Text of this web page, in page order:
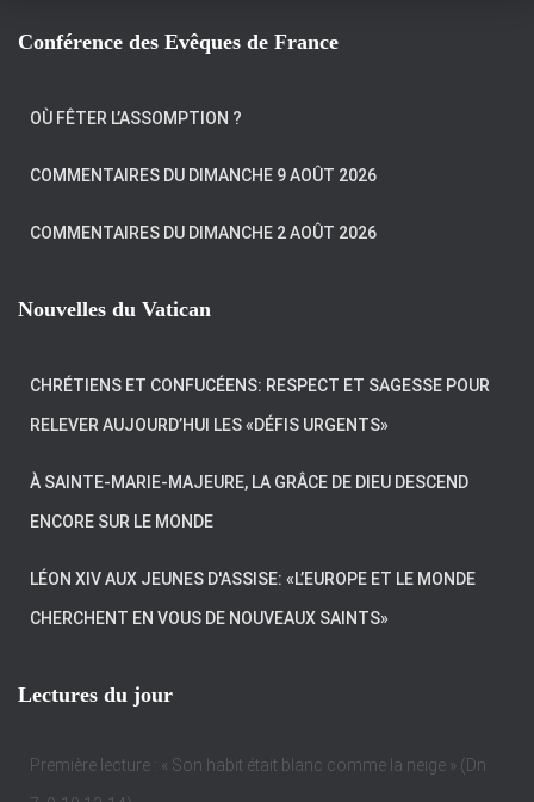
Conférence des Evêques de France
OÙ FÊTER L’ASSOMPTION ?
COMMENTAIRES DU DIMANCHE 9 AOÛT 2026
COMMENTAIRES DU DIMANCHE 2 AOÛT 2026
Nouvelles du Vatican
CHRÉTIENS ET CONFUCÉENS: RESPECT ET SAGESSE POUR
RELEVER AUJOURD’HUI LES «DÉFIS URGENTS»
À SAINTE-MARIE-MAJEURE, LA GRÂCE DE DIEU DESCEND
ENCORE SUR LE MONDE
LÉON XIV AUX JEUNES D'ASSISE: «L’EUROPE ET LE MONDE
CHERCHENT EN VOUS DE NOUVEAUX SAINTS»
Lectures du jour
Première lecture : « Son habit était blanc comme la neige » (Dn